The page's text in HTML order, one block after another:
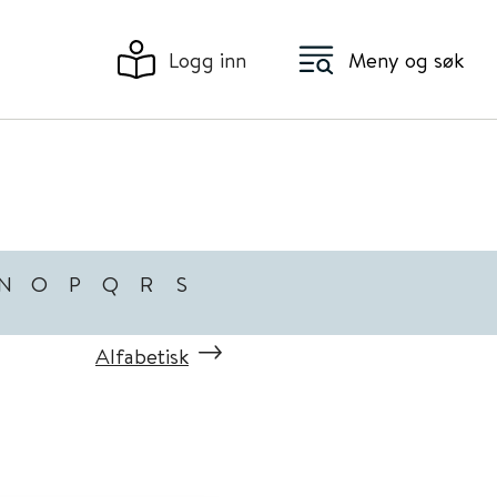
Logg inn Meny og søk
O P Q R S
Alfabetisk